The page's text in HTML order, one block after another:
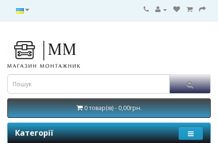
0 товар(ів) - 0,00грн.
Категорії